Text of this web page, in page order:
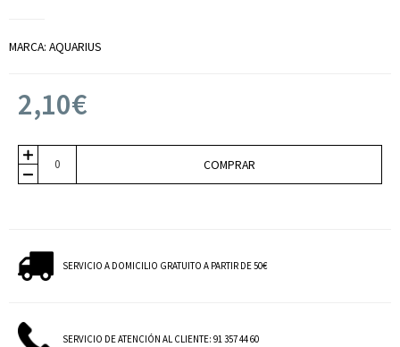
MARCA: AQUARIUS
2,10€
COMPRAR
SERVICIO A DOMICILIO GRATUITO A PARTIR DE 50€
SERVICIO DE ATENCIÓN AL CLIENTE: 91 357 44 60